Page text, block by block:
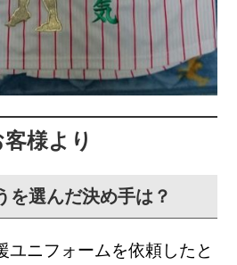
様より
を選んだ決め手は？
ユニフォームを依頼したと